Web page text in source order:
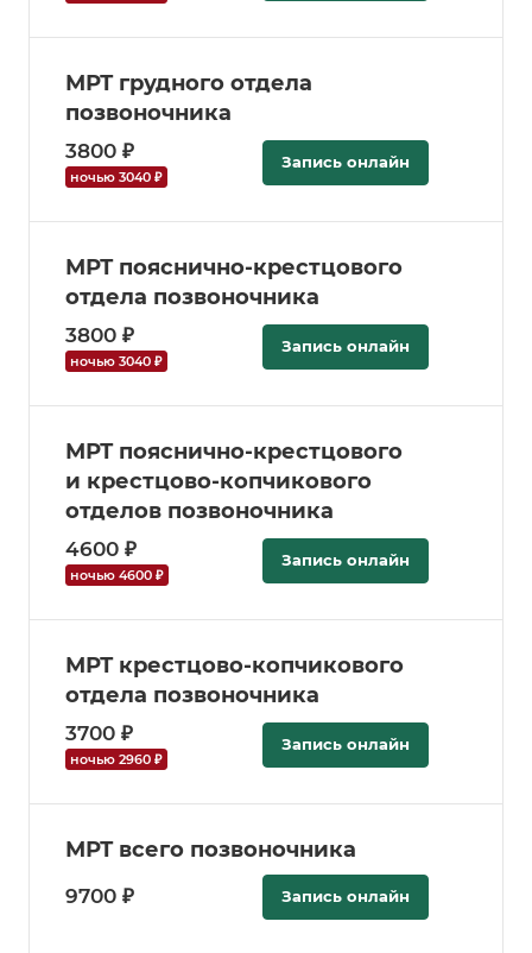
МРТ грудного отдела
позвоночника
3800 ₽
ночью 3040 ₽
Запись онлайн
МРТ пояснично-крестцового
отдела позвоночника
3800 ₽
ночью 3040 ₽
Запись онлайн
МРТ пояснично-крестцового
и крестцово-копчикового
отделов позвоночника
4600 ₽
ночью 4600 ₽
Запись онлайн
МРТ крестцово-копчикового
отдела позвоночника
3700 ₽
ночью 2960 ₽
Запись онлайн
МРТ всего позвоночника
9700 ₽ Запись онлайн